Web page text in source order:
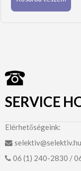
SERVICE
Elérhetőségeink:
selektiv@selektiv.hu
06 (1) 240-2830 /